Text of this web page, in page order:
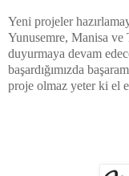
Yeni projeler
Yunusemre, Manisa ve
duyurmaya devam
başardığımızda
proje olmaz yeter ki el